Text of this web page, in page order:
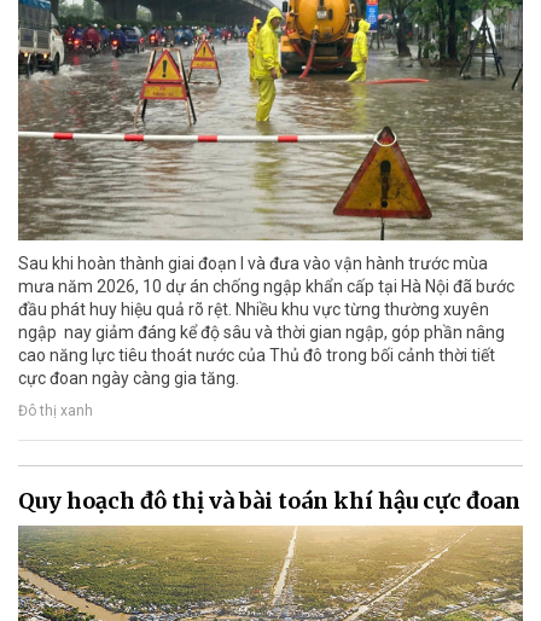
Sau khi hoàn thành giai đoạn I và đưa vào vận hành trước mùa
mưa năm 2026, 10 dự án chống ngập khẩn cấp tại Hà Nội đã bước
đầu phát huy hiệu quả rõ rệt. Nhiều khu vực từng thường xuyên
ngập nay giảm đáng kể độ sâu và thời gian ngập, góp phần nâng
cao năng lực tiêu thoát nước của Thủ đô trong bối cảnh thời tiết
cực đoan ngày càng gia tăng.
Đô thị xanh
Quy hoạch đô thị và bài toán khí hậu cực đoan